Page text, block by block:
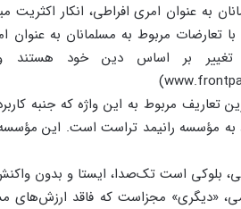
به عنوان امری افراطی، انکار
تعارضات مربوط به مسلمانان به عنوان
تعاریف مربوط به این واژه که جنبه
به مؤسسه رانیمد تراست است. این
بلوکی است تک‌صدا، ایستا و بدون
«دیگری» مجزاست که فاقد ارزش‌های